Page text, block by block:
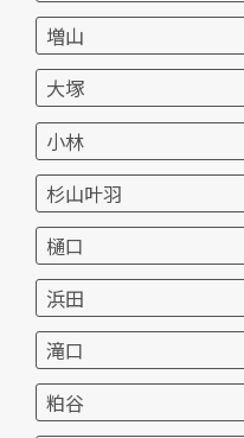
増山
大塚
小林
杉山叶羽
樋口
浜田
滝口
粕谷